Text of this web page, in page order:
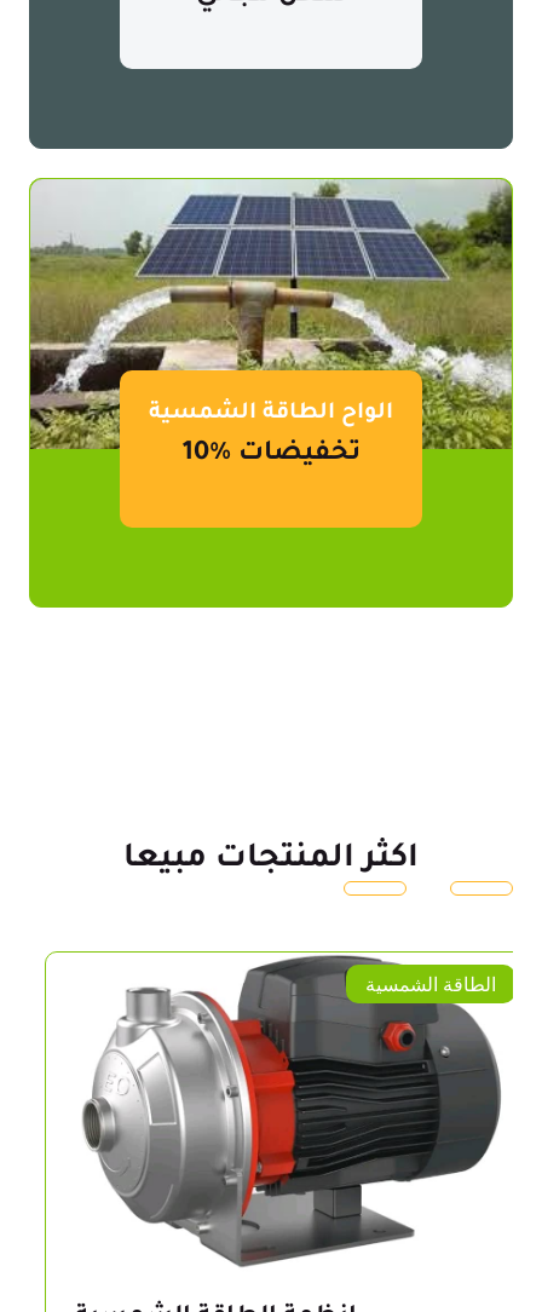
الواح الطاقة الشمسية
10% تخفيضات
اكثر المنتجات مبيعا
الطاقة الشمسية